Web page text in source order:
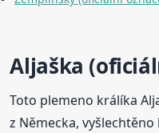
Aljaška
Toto plemeno králíka
z Německa,